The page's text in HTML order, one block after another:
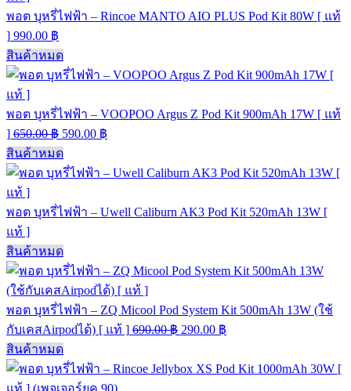
พอต บุหรี่ไฟฟ้า – Rincoe MANTO AIO PLUS Pod Kit 80W [ แท้
] 990.00 ฿
สินค้าหมด
พอต บุหรี่ไฟฟ้า – VOOPOO Argus Z Pod Kit 900mAh 17W [ แท้
] 650.00฿ 590.00 ฿
สินค้าหมด
พอต บุหรี่ไฟฟ้า – Uwell Caliburn AK3 Pod Kit 520mAh 13W [
แท้ ]
สินค้าหมด
พอต บุหรี่ไฟฟ้า – ZQ Micool Pod System Kit 500mAh 13W (ใช้
กับเคสAirpodได้) [ แท้ ] 690.00฿ 290.00 ฿
สินค้าหมด